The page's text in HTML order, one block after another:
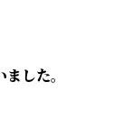
した。